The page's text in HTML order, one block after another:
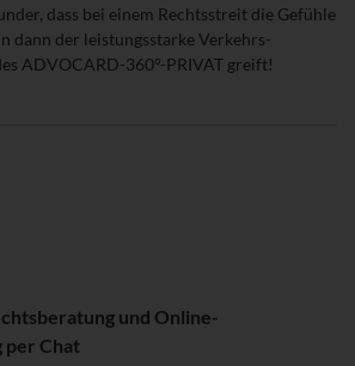
dass bei einem Rechtsstreit die Gefühle
dann der leistungsstarke Verkehrs-
ADVOCARD-360°-PRIVAT greift!
und Online-
per Chat